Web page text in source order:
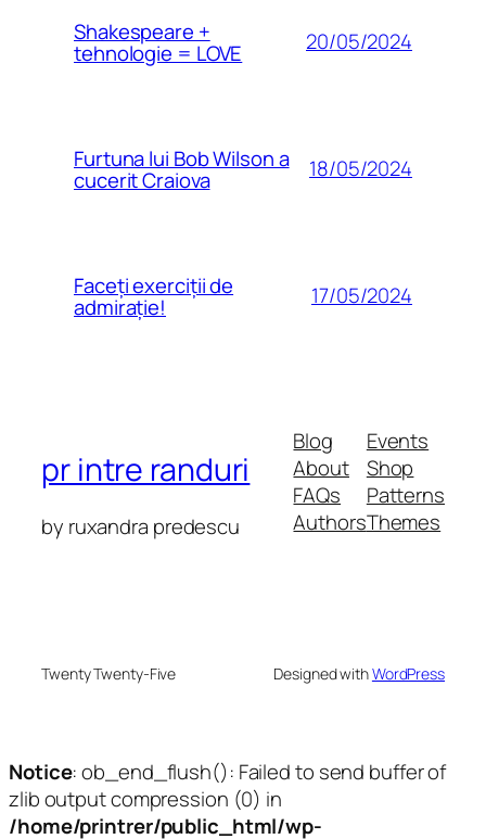
Shakespeare +
tehnologie = LOVE 20/05/2024
Furtuna lui Bob Wilson a
cucerit Craiova 18/05/2024
Faceți exerciții de
admirație! 17/05/2024
pr intre randuri
by ruxandra predescu
Blog
About
FAQs
Authors
Events
Shop
Patterns
Themes
Twenty Twenty-Five Designed withWordPress
Notice: ob_end_flush(): Failed to send buffer of
zlib output compression (0) in
/home/printrer/public_html/wp-